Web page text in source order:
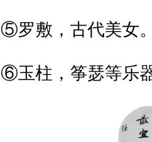
⑤罗敷，古代美女
⑥玉柱，筝瑟等乐